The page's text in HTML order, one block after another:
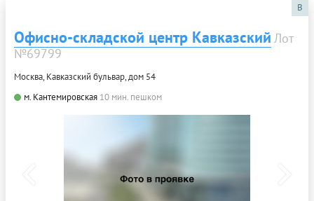
B
Офисно-складской центр Кавказский Лот
№69799
Москва, Кавказский бульвар, дом 54
м. Кантемировская 10 мин. пешком